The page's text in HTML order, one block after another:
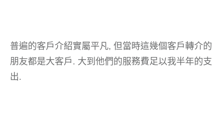
普遍的客戶介紹實屬平凡, 但當時這幾個客戶轉介的
朋友都是大客戶. 大到他們的服務費足以我半年的支
出.